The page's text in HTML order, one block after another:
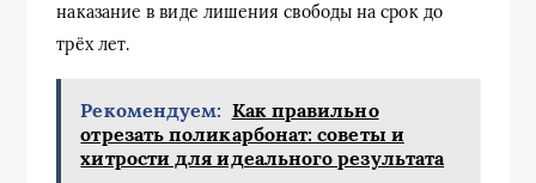
наказание в виде лишения свободы на срок до
трёх лет.
Рекомендуем: Как правильно
отрезать поликарбонат: советы и
хитрости для идеального результата